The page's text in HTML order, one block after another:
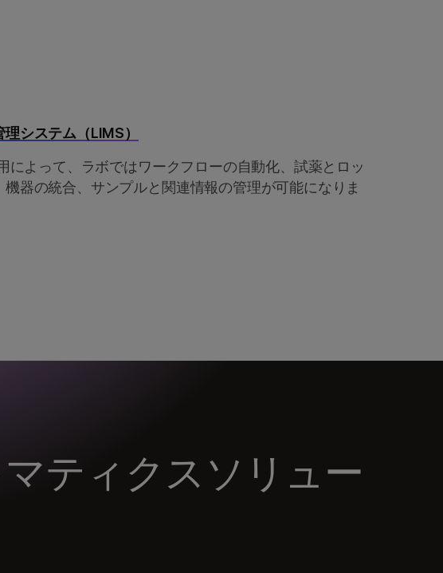
システム（LIMS）
によって、ラボではワークフローの自動化、試薬とロッ
機器の統合、サンプルと関連情報の管理が可能になりま
ティクスソリュー